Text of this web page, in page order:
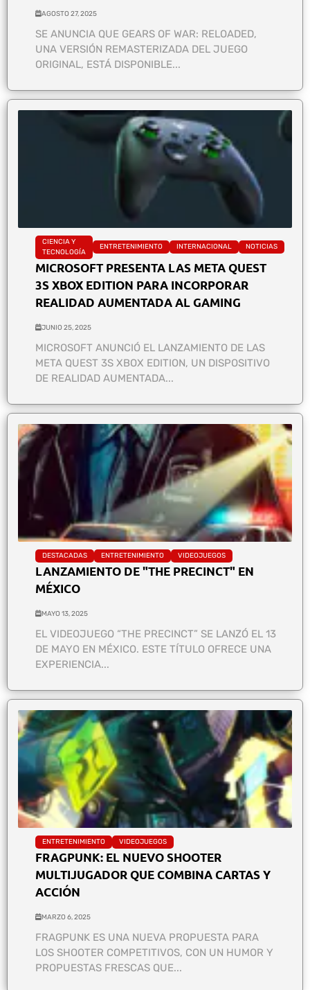
AGOSTO 27, 2025
SE ANUNCIA QUE GEARS OF WAR: RELOADED,
UNA VERSIÓN REMASTERIZADA DEL JUEGO
ORIGINAL, ESTÁ DISPONIBLE...
CIENCIA Y
TECNOLOGÍA
ENTRETENIMIENTO INTERNACIONAL NOTICIAS
MICROSOFT PRESENTA LAS META QUEST
3S XBOX EDITION PARA INCORPORAR
REALIDAD AUMENTADA AL GAMING
JUNIO 25, 2025
MICROSOFT ANUNCIÓ EL LANZAMIENTO DE LAS
META QUEST 3S XBOX EDITION, UN DISPOSITIVO
DE REALIDAD AUMENTADA...
DESTACADAS ENTRETENIMIENTO VIDEOJUEGOS
LANZAMIENTO DE "THE PRECINCT" EN
MÉXICO
MAYO 13, 2025
EL VIDEOJUEGO “THE PRECINCT” SE LANZÓ EL 13
DE MAYO EN MÉXICO. ESTE TÍTULO OFRECE UNA
EXPERIENCIA...
ENTRETENIMIENTO VIDEOJUEGOS
FRAGPUNK: EL NUEVO SHOOTER
MULTIJUGADOR QUE COMBINA CARTAS Y
ACCIÓN
MARZO 6, 2025
FRAGPUNK ES UNA NUEVA PROPUESTA PARA
LOS SHOOTER COMPETITIVOS, CON UN HUMOR Y
PROPUESTAS FRESCAS QUE...